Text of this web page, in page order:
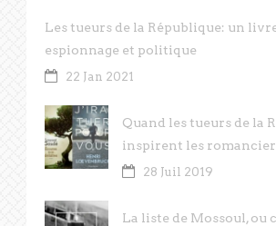
Les tueurs de la République: un
espionnage et politique
22 Jan 2021
Quand les tueurs de la
inspirent les
28 Juil 2019
La liste de Mossoul, ou